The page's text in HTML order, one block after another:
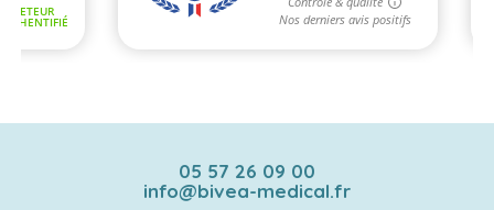
05 57 26 09 00
info@bivea-medical.fr